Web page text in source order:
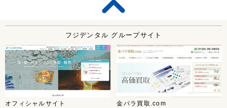
フジデンタル グループサイト
オフィシャルサイト 金パラ買取.com